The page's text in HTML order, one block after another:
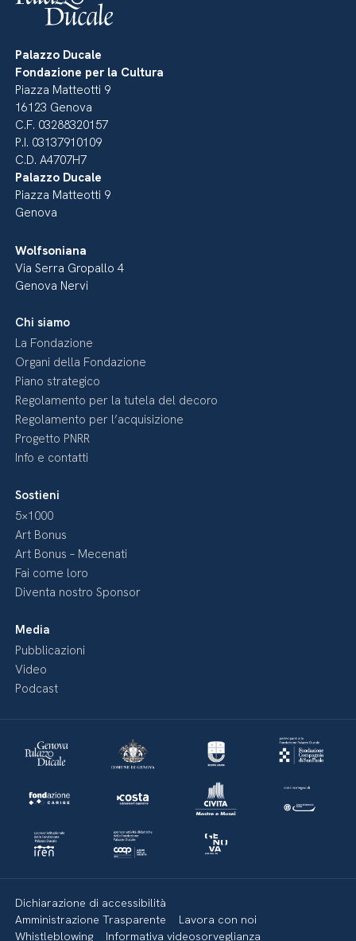
Palazzo Ducale
Fondazione per la Cultura
Piazza Matteotti 9
16123 Genova
C.F. 03288320157
P.I. 03137910109
C.D. A4707H7
Palazzo Ducale
Piazza Matteotti 9
Genova
Wolfsoniana
Via Serra Gropallo 4
Genova Nervi
Chi siamo
La Fondazione
Organi della Fondazione
Piano strategico
Regolamento per la tutela del decoro
Regolamento per l’acquisizione
Progetto PNRR
Info e contatti
Sostieni
5×1000
Art Bonus
Art Bonus – Mecenati
Fai come loro
Diventa nostro Sponsor
Media
Pubblicazioni
Video
Podcast
Dichiarazione di accessibilità
Amministrazione Trasparente
Lavora con noi
Whistleblowing
Informativa videosorveglianza